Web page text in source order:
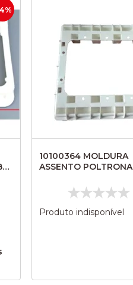
10100364 MOLDURA
ASSENTO POLTRONA
Produto indisponível